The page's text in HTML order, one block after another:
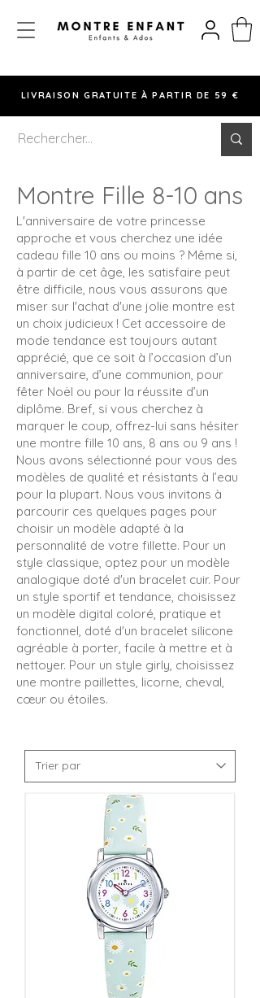
LIVRAISON GRATUITE À PARTIR DE 59 €
Montre Fille 8-10 ans
L'anniversaire de votre princesse
approche et vous cherchez une idée
cadeau fille 10 ans ou moins ? Même si,
à partir de cet âge, les satisfaire peut
être difficile, nous vous assurons que
miser sur l'achat d'une jolie montre est
un choix judicieux ! Cet accessoire de
mode tendance est toujours autant
apprécié, que ce soit à l’occasion d’un
anniversaire, d’une communion, pour
fêter Noël ou pour la réussite d’un
diplôme. Bref, si vous cherchez à
marquer le coup, offrez-lui sans hésiter
une montre fille 10 ans, 8 ans ou 9 ans !
Nous avons sélectionné pour vous des
modèles de qualité et résistants à l’eau
pour la plupart. Nous vous invitons à
parcourir ces quelques pages pour
choisir un modèle adapté à la
personnalité de votre fillette. Pour un
style classique, optez pour un modèle
analogique doté d'un bracelet cuir. Pour
un style sportif et tendance, choisissez
un modèle digital coloré, pratique et
fonctionnel, doté d'un bracelet silicone
agréable à porter, facile à mettre et à
nettoyer. Pour un style girly, choisissez
une montre paillettes, licorne, cheval,
cœur ou étoiles.